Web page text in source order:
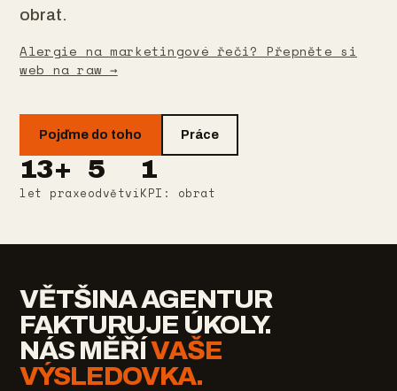
obrat.
Alergie na marketingové řeči? Přepněte si
web na raw →
Pojďme do toho Práce
13+
let praxe
5
odvětví
1
KPI: obrat
VĚTŠINA AGENTUR
FAKTURUJE ÚKOLY.
NÁS MĚŘÍVAŠE
VÝSLEDOVKA.